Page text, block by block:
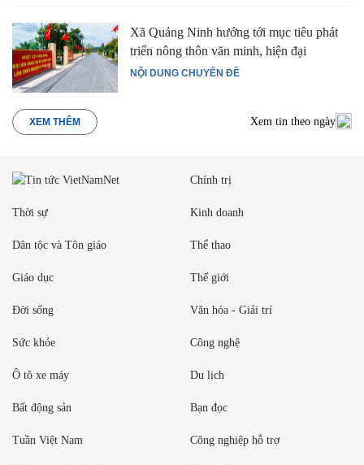
NỘI DUNG CHUYÊN ĐỀ
Xã Quảng Ninh hướng tới mục tiêu phát
triển nông thôn văn minh, hiện đại
XEM THÊM Xem tin theo ngày
Chính trị
Thời sự Kinh doanh
Dân tộc và Tôn giáo Thể thao
Giáo dục Thế giới
Đời sống Văn hóa - Giải trí
Sức khỏe Công nghệ
Ô tô xe máy Du lịch
Bất động sản Bạn đọc
Tuần Việt Nam Công nghiệp hỗ trợ